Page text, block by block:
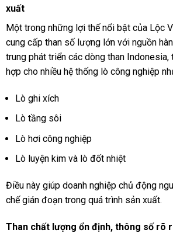
xuất
Một trong những lợi thế nổi bật của Lộc
cung cấp than số lượng lớn với nguồn
trung phát triển các dòng than Indonesia,
hợp cho nhiều hệ thống lò công nghiệp
Lò ghi xích
Lò tầng sôi
Lò hơi công nghiệp
Lò luyện kim và lò đốt nhiệt
Điều này giúp doanh nghiệp chủ động
chế gián đoạn trong quá trình sản xuất.
Than chất lượng ổn định, thông số rõ